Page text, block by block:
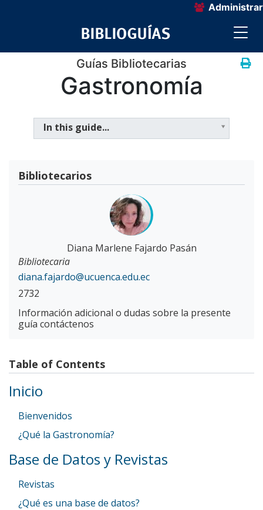
Administrar
Guías Bibliotecarias
Gastronomía
In this guide...
Bibliotecarios
Diana Marlene Fajardo Pasán
Bibliotecaria
diana.fajardo@ucuenca.edu.ec
2732
Información adicional o dudas sobre la presente
guía contáctenos
Table of Contents
Inicio
Bienvenidos
¿Qué la Gastronomía?
Base de Datos y Revistas
Revistas
¿Qué es una base de datos?